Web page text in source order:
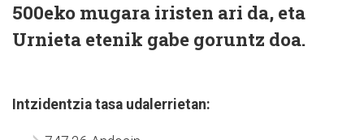
500eko mugara iristen ari da, eta
Urnieta etenik gabe goruntz doa.
Intzidentzia tasa udalerrietan: